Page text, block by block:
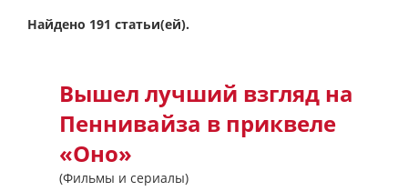
Найдено 191 статьи(ей).
Вышел лучший взгляд на
Пеннивайза в приквеле
«Оно»
(Фильмы и сериалы)